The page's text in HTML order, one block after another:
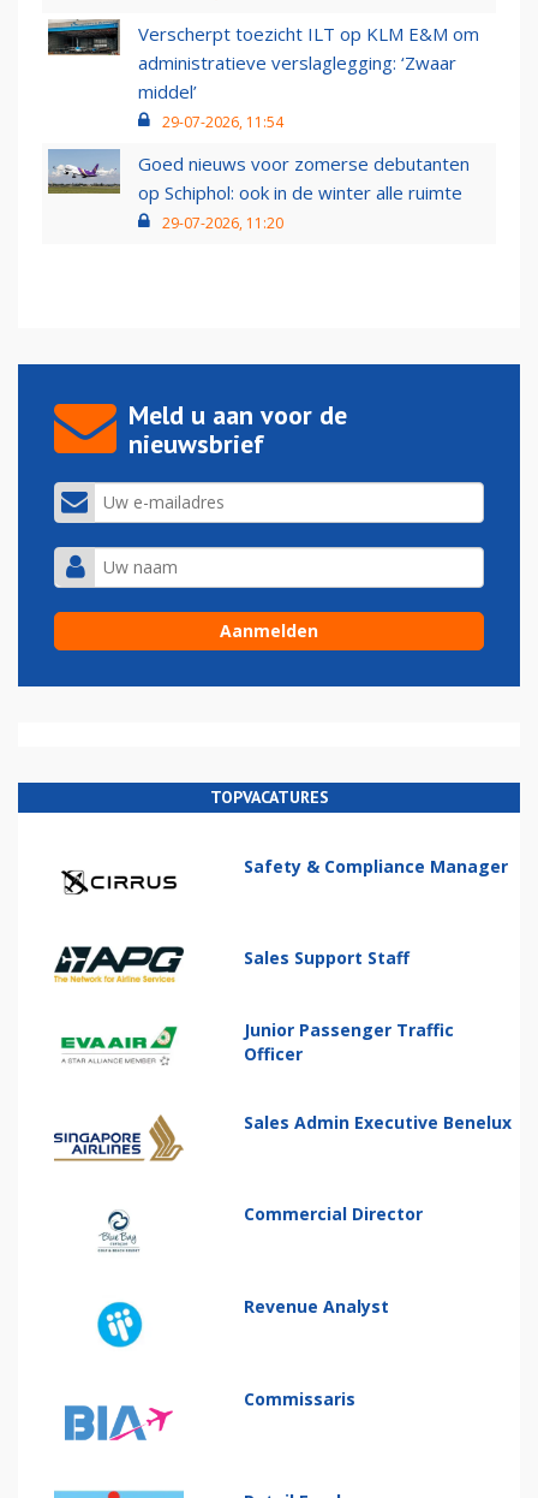
Verscherpt toezicht ILT op KLM E&M om
administratieve verslaglegging: ‘Zwaar
middel’
29-07-2026, 11:54
Goed nieuws voor zomerse debutanten
op Schiphol: ook in de winter alle ruimte
29-07-2026, 11:20
Meld u aan voor de
nieuwsbrief
TOPVACATURES
Safety & Compliance Manager
Sales Support Staff
Junior Passenger Traffic
Officer
Sales Admin Executive Benelux
Commercial Director
Revenue Analyst
Commissaris